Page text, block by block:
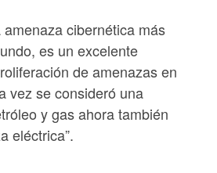
amenaza cibernética más
es un excelente
de amenazas en
vez se consideró una
y gas ahora también
eléctrica”.